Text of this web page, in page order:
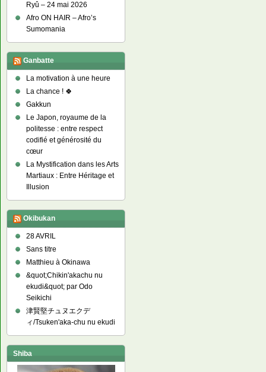
Ryû – 24 mai 2026
Afro ON HAIR – Afro’s
Sumomania
Ganbatte
La motivation à une heure
La chance ! 🍀
Gakkun
Le Japon, royaume de la
politesse : entre respect
codifié et générosité du
cœur
La Mystification dans les Arts
Martiaux : Entre Héritage et
Illusion
Okibukan
28 AVRIL
Sans titre
Matthieu à Okinawa
&quot;Chikin'akachu nu
ekudi&quot; par Odo
Seikichi
津賢堅チュヌエクデ
ィ/Tsuken'aka-chu nu ekudi
Shiba